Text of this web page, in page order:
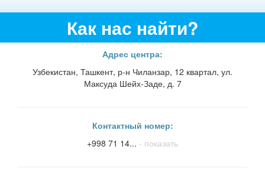
Как нас найти?
Адрес центра:
Узбекистан, Ташкент, р-н Чиланзар, 12 квартал, ул.
Максуда Шейх-Заде, д. 7
Контактный номер:
+998 71 14... - показать